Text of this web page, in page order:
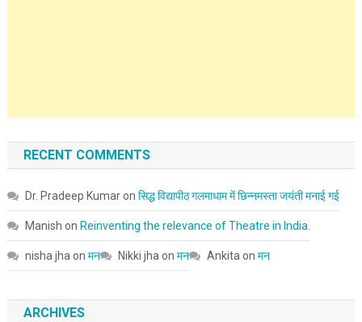
RECENT COMMENTS
Dr. Pradeep Kumaron सिद्ध विद्यापीठ गलमाधाम में छिन्नमस्ता जयंती मनाई गई
Manish on Reinventing the relevance of Theatre in India.
nisha jha on मन Nikki jha on मन Ankita on मन
ARCHIVES